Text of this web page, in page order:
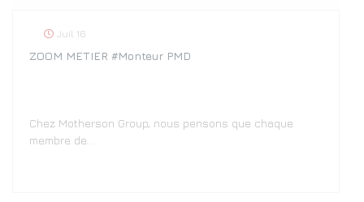
Juil 16
ZOOM METIER #Monteur PMD
Chez Motherson Group, nous pensons que chaque
membre de…